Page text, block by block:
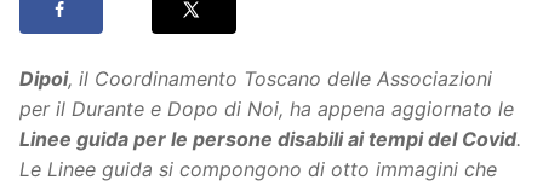
Dipoi, il Coordinamento Toscano delle Associazioni
per il Durante e Dopo di Noi, ha appena aggiornato le
Linee guida per le persone disabili ai tempi del Covid.
Le Linee guida si compongono di otto immagini che